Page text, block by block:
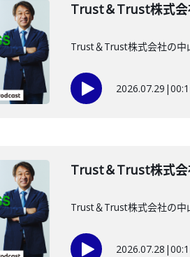
Trust＆Trust株式会
Trust＆Trust株式会社の中
2026.07.29 |
Trust＆Trust株式会
Trust＆Trust株式会社の中
2026.07.28 |